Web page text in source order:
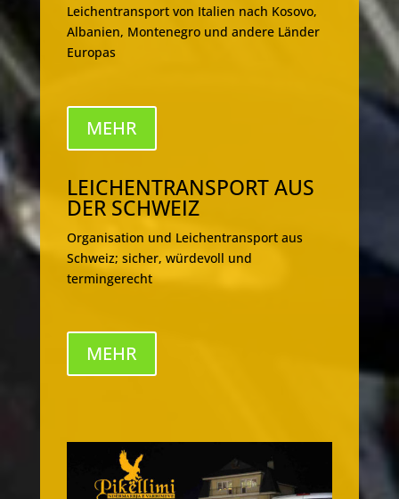
Leichentransport von Italien nach Kosovo,
Albanien, Montenegro und andere Länder
Europas
MEHR
LEICHENTRANSPORT AUS
DER SCHWEIZ
Organisation und Leichentransport aus
Schweiz; sicher, würdevoll und
termingerecht
MEHR